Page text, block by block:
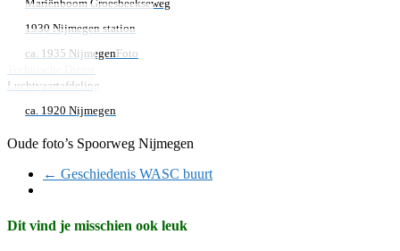
Mariënboom Groesbeekseweg
1930 Nijmegen station
ca. 1935 NijmegenFoto
Luchtvaartafdeling
ca. 1920 Nijmegen
Oude foto’s Spoorweg Nijmegen
← Geschiedenis WASC buurt
Dit vind je misschien ook leuk